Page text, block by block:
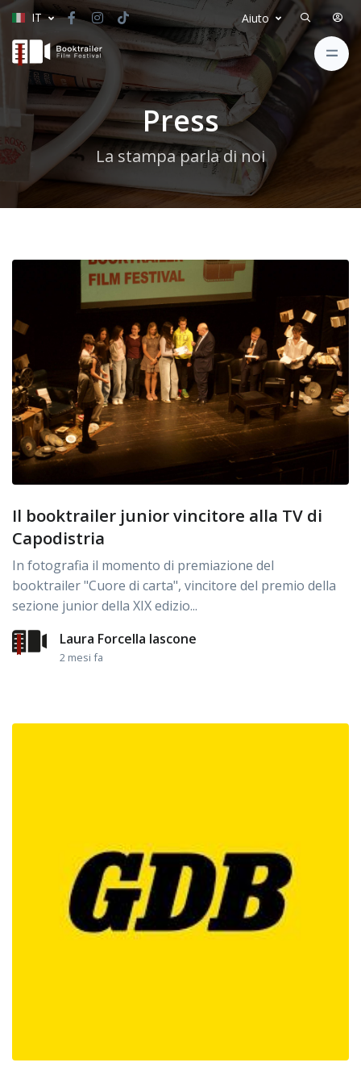
IT Aiuto
Press
La stampa parla di noi
Il booktrailer junior vincitore alla TV di
Capodistria
In fotografia il momento di premiazione del
booktrailer "Cuore di carta", vincitore del premio della
sezione junior della XIX edizio...
Laura Forcella Iascone
2 mesi fa